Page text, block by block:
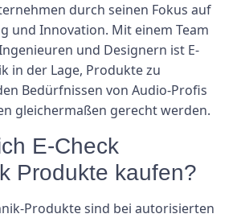
durch seinen Fokus auf
und Innovation. Mit einem Team
und Designern ist E-
in der Lage, Produkte zu
Bedürfnissen von Audio-Profis
gleichermaßen gerecht werden.
E-Check
Produkte kaufen?
Produkte sind bei autorisierten